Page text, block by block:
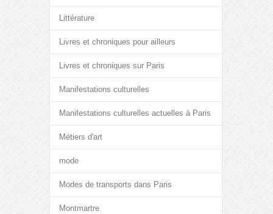
Littérature
Livres et chroniques pour ailleurs
Livres et chroniques sur Paris
Manifestations culturelles
Manifestations culturelles actuelles à Paris
Métiers d'art
mode
Modes de transports dans Paris
Montmartre